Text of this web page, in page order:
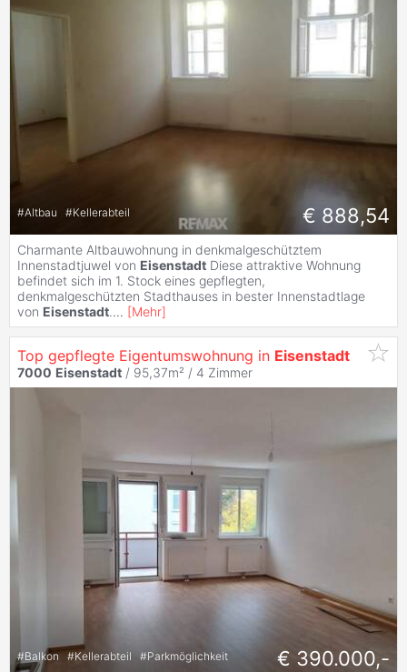
#Altbau #Kellerabteil € 888,54
Charmante Altbauwohnung in denkmalgeschütztem
Innenstadtjuwel von Eisenstadt Diese attraktive Wohnung
befindet sich im 1. Stock eines gepflegten,
denkmalgeschützten Stadthauses in bester Innenstadtlage
von Eisenstadt.... [Mehr]
Top gepflegte Eigentumswohnung in Eisenstadt
7000 Eisenstadt / 95,37m² / 4 Zimmer
#Balkon #Kellerabteil #Parkmöglichkeit € 390.000,-